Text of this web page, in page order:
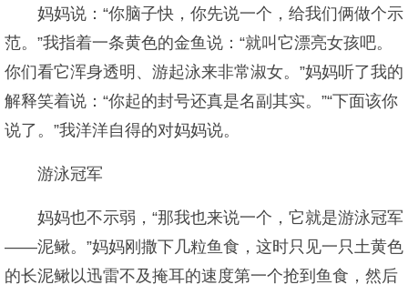
妈妈说：“你脑子快，你先说一个，给我们俩做个示
范。”我指着一条黄色的金鱼说：“就叫它漂亮女孩吧。
你们看它浑身透明、游起泳来非常淑女。”妈妈听了我的
解释笑着说：“你起的封号还真是名副其实。”“下面该你
说了。”我洋洋自得的对妈妈说。
游泳冠军
妈妈也不示弱，“那我也来说一个，它就是游泳冠军
——泥鳅。”妈妈刚撒下几粒鱼食，这时只见一只土黄色
的长泥鳅以迅雷不及掩耳的速度第一个抢到鱼食，然后